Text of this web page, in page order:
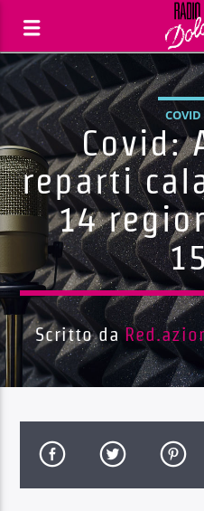
Traccia corrente
Titolo
Artista
Covid:
reparti
14
Scritto da